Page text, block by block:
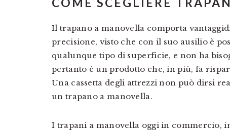
Il trapano a manovella comporta
precisione, visto che con il suo ausilio è
qualunque tipo di superficie, e non ha
pertanto è un prodotto che, in più, fa
Una cassetta degli attrezzi non può dirsi
un trapano a manovella.
I trapani a manovella oggi in commercio,